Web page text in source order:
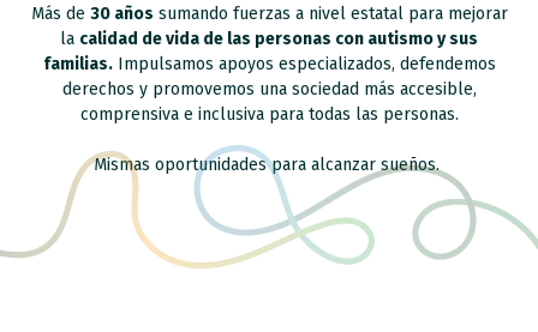
Más de 30 años sumando fuerzas a nivel estatal para mejorar
la calidad de vida de las personas con autismo y sus
familias.Impulsamos apoyos especializados, defendemos
derechos y promovemos una sociedad más accesible,
comprensiva e inclusiva para todas las personas.
Mismas oportunidades para alcanzar sueños.